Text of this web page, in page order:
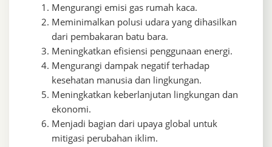
Mengurangi emisi gas rumah kaca.
Meminimalkan polusi udara yang dihasilkan
dari pembakaran batu bara.
Meningkatkan efisiensi penggunaan energi.
Mengurangi dampak negatif terhadap
kesehatan manusia dan lingkungan.
Meningkatkan keberlanjutan lingkungan dan
ekonomi.
Menjadi bagian dari upaya global untuk
mitigasi perubahan iklim.